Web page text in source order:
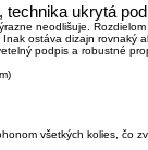
technika ukrytá
neodlišuje.
ostáva dizajn rovnaký
podpis a robustné
všetkých kolies, čo